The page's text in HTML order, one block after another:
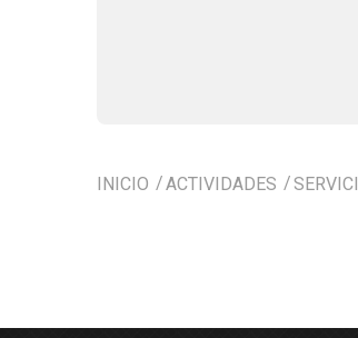
INICIO ACTIVIDADES